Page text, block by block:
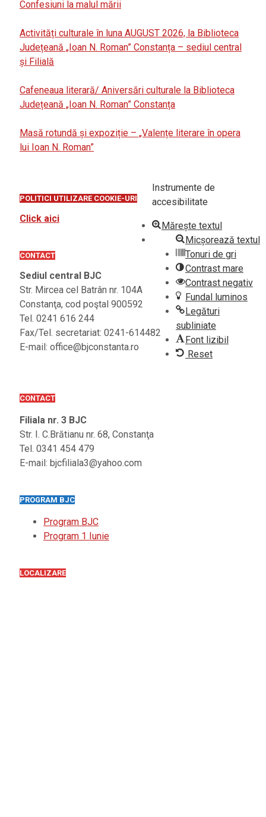
Confesiuni la malul mării
Activități culturale în luna AUGUST 2026, la Biblioteca
Județeană „Ioan N. Roman” Constanța – sediul central
și Filială
Cafeneaua literară/ Aniversări culturale la Biblioteca
Județeană „Ioan N. Roman” Constanța
Masă rotundă și expoziție – „Valențe literare în opera
lui Ioan N. Roman”
POLITICI UTILIZARE COOKIE-URI
Click aici
CONTACT
Sediul central BJC
Str. Mircea cel Batrân nr. 104A
Constanţa, cod poştal 900592
Tel. 0241 616 244
Fax/Tel. secretariat: 0241-614482
E-mail: office@bjconstanta.ro
CONTACT
Filiala nr. 3 BJC
Str. I. C.Brătianu nr. 68, Constanţa
Tel. 0341 454 479
E-mail: bjcfiliala3@yahoo.com
PROGRAM BJC
Program BJC
Program 1 Iunie
LOCALIZARE
Instrumente de
accesibilitate
Mărește textul
Micșorează textul
Tonuri de gri
Contrast mare
Contrast negativ
Fundal luminos
Legături
subliniate
Font lizibil
Reset